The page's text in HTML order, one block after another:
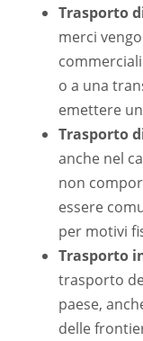
Trasporto
merci
o a una
emettere
Trasporto
anche nel
non
essere
per motivi
Trasporto
trasporto
paese,
delle